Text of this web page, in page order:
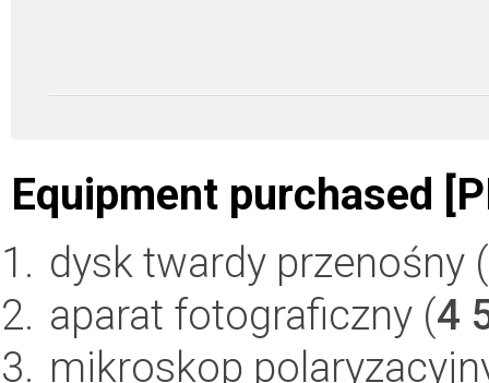
Equipment purchased
dysk twardy przenośny (
aparat fotograficzny (4
mikroskop